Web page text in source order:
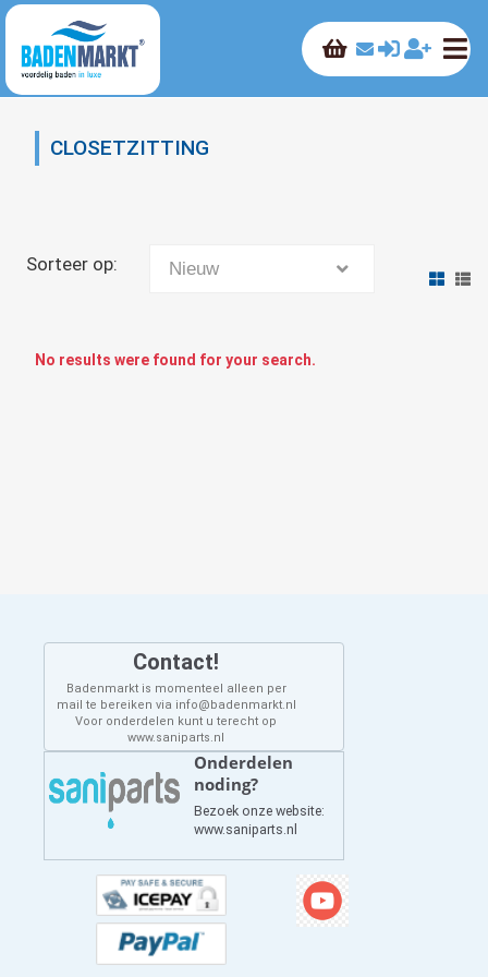
CLOSETZITTING
Sorteer op: Nieuw
No results were found for your search.
Contact!
Badenmarkt is momenteel alleen per
mail te bereiken via info@badenmarkt.nl
Voor onderdelen kunt u terecht op
www.saniparts.nl
Onderdelen
noding?
Bezoek onze website:
www.saniparts.nl